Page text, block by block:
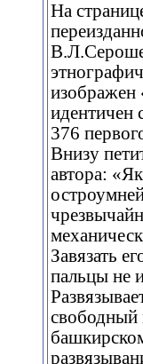
На
изображен
идентичен
376
Внизу
автора:
Завязать
пальцы не
свободный